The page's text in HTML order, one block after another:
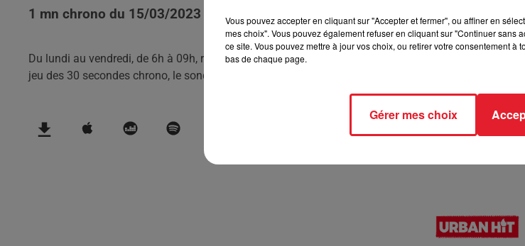
1 mn chrono du 15/03/2023
Du lundi au vendredi, de 6h à 09h, retrouvez Evan, Sandro, Aline et Laura pour vous réveiller sur
jeu des 30 secondes chrono, le sondage du jour, l'info moulaga, le saviez-vous...
Vous pouvez accepter en cliquant sur "Accepter et fermer", ou affiner en
mes choix". Vous pouvez également refuser en cliquant sur "Continuer sans
ce site. Vous pouvez mettre à jour vos choix, ou retirer votre consentement à
bas de chaque page.
Gérer mes choix